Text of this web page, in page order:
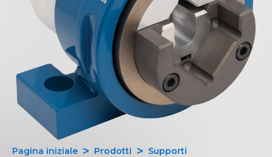
Pagina iniziale Prodotti Supporti